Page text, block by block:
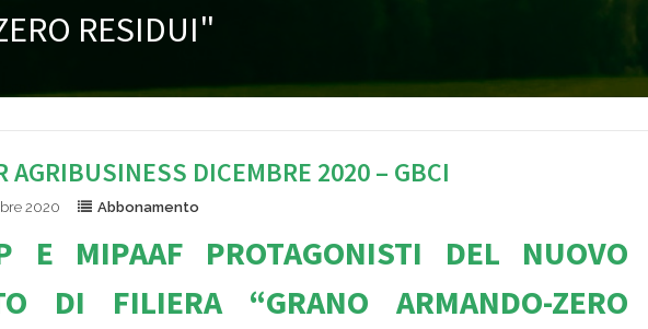
RESIDUI"
AGRIBUSINESS DICEMBRE 2020 – GBCI
2020 Abbonamento
E MIPAAF PROTAGONISTI DEL NUOVO
DI FILIERA “GRANO ARMANDO-ZERO